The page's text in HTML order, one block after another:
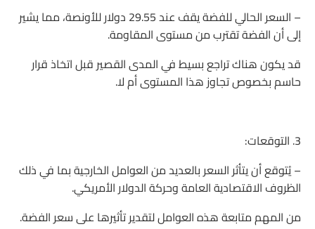
– السعر الحالي للفضة يقف عند 29.55 دولار للأونصة، مما يشير
إلى أن الفضة تقترب من مستوى المقاومة.
قد يكون هناك تراجع بسيط في المدى القصير قبل اتخاذ قرار
حاسم بخصوص تجاوز هذا المستوى أم لا.
3. التوقعات:
– يُتوقع أن يتأثر السعر بالعديد من العوامل الخارجية بما في ذلك
الظروف الاقتصادية العامة وحركة الدولار الأمريكي.
من المهم متابعة هذه العوامل لتقدير تأثيرها على سعر الفضة.